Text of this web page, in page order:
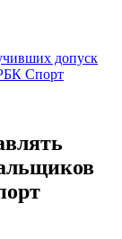
допуск
Спорт